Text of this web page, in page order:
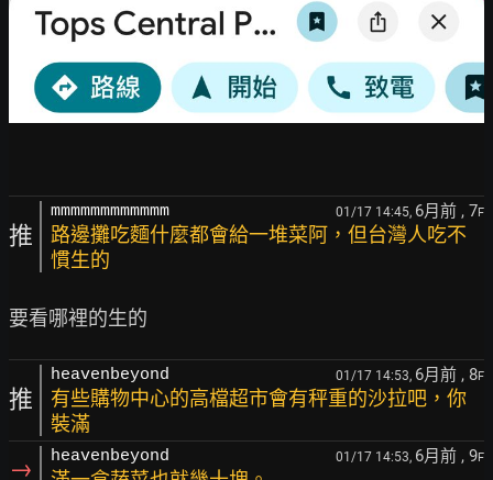
推
mmmmmmmmmmmm 01/17 14:45, 6月前 , 7F
路邊攤吃麵什麼都會給一堆菜阿，但台灣人吃不
慣生的
推
heavenbeyond 01/17 14:53, 6月前 , 8F
有些購物中心的高檔超市會有秤重的沙拉吧，你
裝滿
→ heavenbeyond 01/17 14:53, 6月前 , 9F